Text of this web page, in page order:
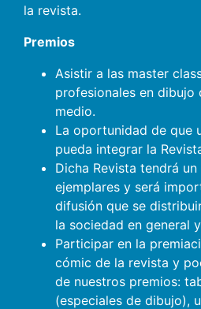
la revista.
Premios
Asistir a las master
profesionales en dibujo
medio.
La oportunidad de que
pueda integrar la
Dicha Revista tendrá
ejemplares y será
difusión que se
la sociedad en general
Participar en la
cómic de la revista y
de nuestros premios:
(especiales de dibujo),